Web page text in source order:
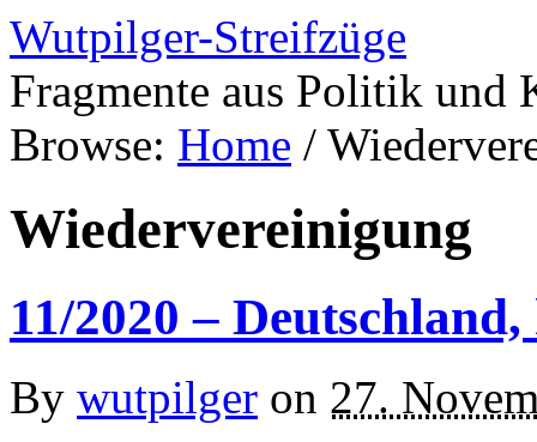
Wutpilger-Streifzüge
Fragmente aus Politik und
Browse: Home /
Wiedervereinigung
11/2020 –
By wutpilger on 27.